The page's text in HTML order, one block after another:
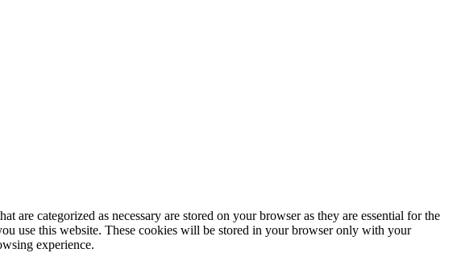
categorized as necessary are stored on your browser as they are essential for the
use this website. These cookies will be stored in your browser only with your
experience.